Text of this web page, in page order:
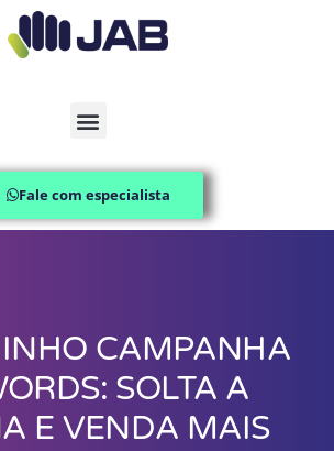
Fale com especialista
CAMPANHA
SOLTA A
E VENDA MAIS